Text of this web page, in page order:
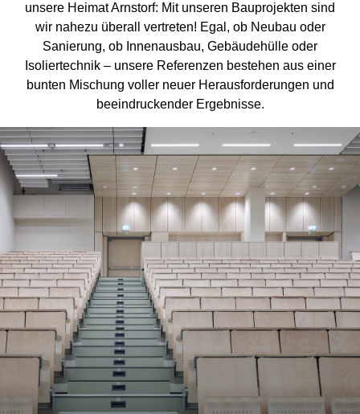
unsere Heimat Arnstorf: Mit unseren Bauprojekten sind
wir nahezu überall vertreten! Egal, ob Neubau oder
Sanierung, ob Innenausbau, Gebäudehülle oder
Isoliertechnik – unsere Referenzen bestehen aus einer
bunten Mischung voller neuer Herausforderungen und
beeindruckender Ergebnisse.